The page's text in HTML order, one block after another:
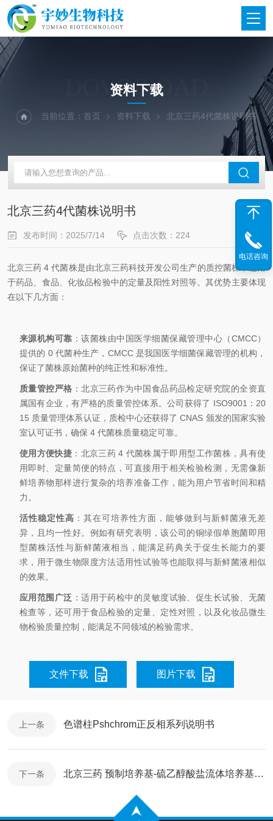
DOWNLOAD
资料下载
当前位置： 首页 资料下载 北京三药4代菌株说明书
北京三药4代菌株说明书
发布时间：2025/7/14 点击次数：224
北京三药 4 代菌株是由北京三药科技开发公司生产的质控菌株，适用
于药品、食品、化妆品检验中的定量及阳性对照等。其优势主要体现
在以下几方面：
来源机构可靠 ：该菌株由中国医学细菌保藏管理中心（CMCC）
提供的 0 代菌种生产，CMCC 是我国医学细菌保藏管理的机构，
保证了菌株原始菌种的纯正性和标准性。
质量管控严格 ：北京三药作为中国食品药品检定研究院的全资直
属国有企业，有严格的质量管控体系。公司获得了 ISO9001：20
15 质量管理体系认证，质检中心还获得了 CNAS 颁发的国家实验
室认可证书，确保 4 代菌株质量稳定可靠。
使用方便快捷 ：北京三药 4 代菌株属于即用型工作菌株，具有使
用即时、定量简便的特点，可直接用于相关检验检测，无需像新
鲜培养物那样进行复杂的培养准备工作，能为用户节省时间和精
力。
活性稳定性高 ：其在可培养性方面，能够做到与新鲜菌液无差
异，且均一性好。例如有研究表明，该公司的铜绿假单胞菌即用
型菌株活性与新鲜菌液相当，能满足药典关于促生长能力的要
求，用于微生物限度方法适用性试验等也能取得与新鲜菌液相似
的效果。
应用范围广泛 ：适用于药检中的灵敏度试验、促生长试验、无菌
检查等，还可用于食品检验的定量、定性对照，以及化妆品微生
物检验质量控制，能满足不同领域的检验需求。
文件下载 图片下载
上一条 色谱柱Pshchrom正反相系列说明书
下一条 北京三药 预制培养基-硫乙醇酸盐流体培养基说明书
电话咨询